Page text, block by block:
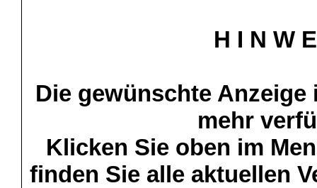
H I N W
Die gewünschte
mehr
Klicken Sie oben im
finden Sie alle aktuellen